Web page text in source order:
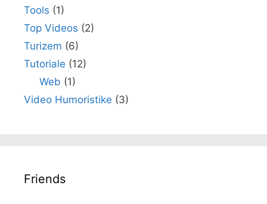
Tools (1)
Top Videos (2)
Turizem (6)
Tutoriale (12)
Web (1)
Video Humoristike (3)
Friends